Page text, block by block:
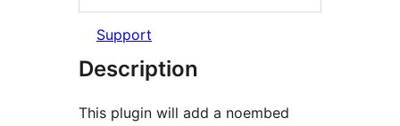
Support
Description
This plugin will add a noembed